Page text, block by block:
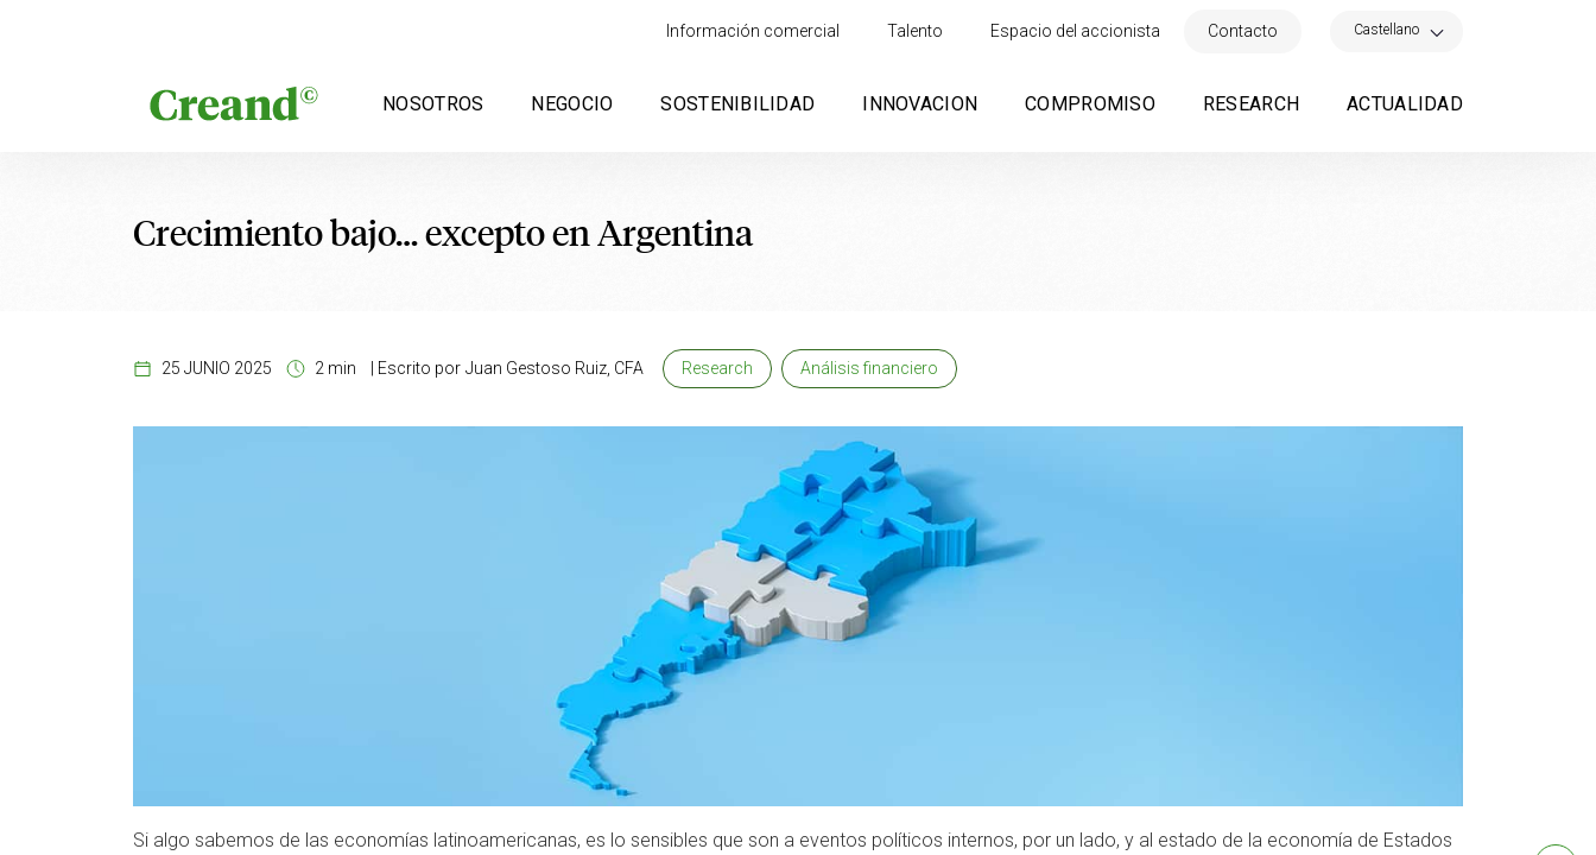
Información comercial Talento Espacio del accionista Contacto Castellano
NOSOTROS NEGOCIO SOSTENIBILIDAD INNOVACION COMPROMISO RESEARCH ACTUALIDAD
Crecimiento bajo… excepto en Argentina
25 JUNIO 2025 2 min Escrito por Juan Gestoso Ruiz, CFA Research Análisis financiero
Si algo sabemos de las economías latinoamericanas, es lo sensibles que son a eventos políticos internos, por un lado, y al estado de la economía de Estados